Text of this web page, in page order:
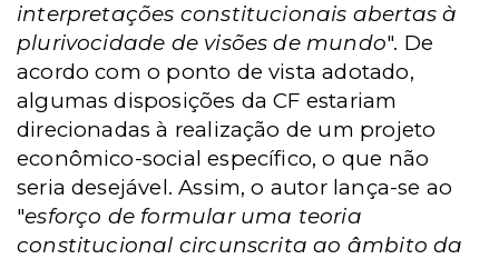
interpretações constitucionais abertas à
plurivocidade de visões de mundo". De
acordo com o ponto de vista adotado,
algumas disposições da CF estariam
direcionadas à realização de um projeto
econômico-social específico, o que não
seria desejável. Assim, o autor lança-se ao
"esforço de formular uma teoria
constitucional circunscrita ao âmbito da